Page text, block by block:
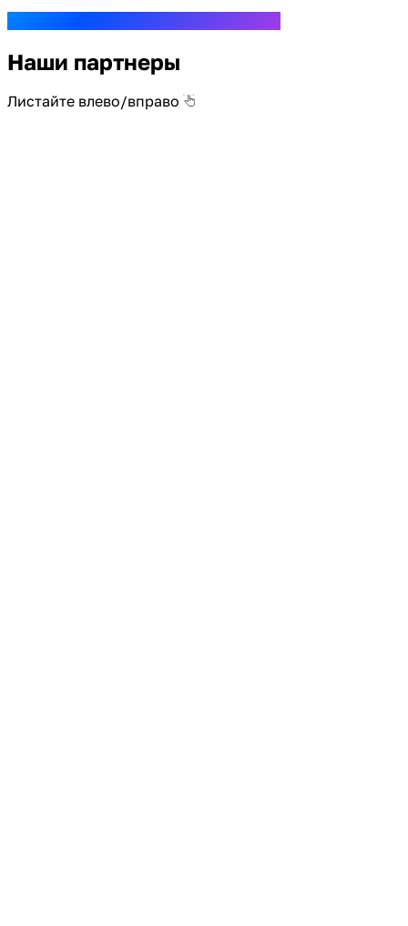
Наши партнеры
Листайте влево/вправо